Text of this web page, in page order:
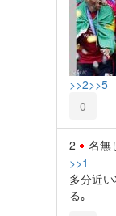
>>2>>5
0
2 名無
>>1
多分近
る｡